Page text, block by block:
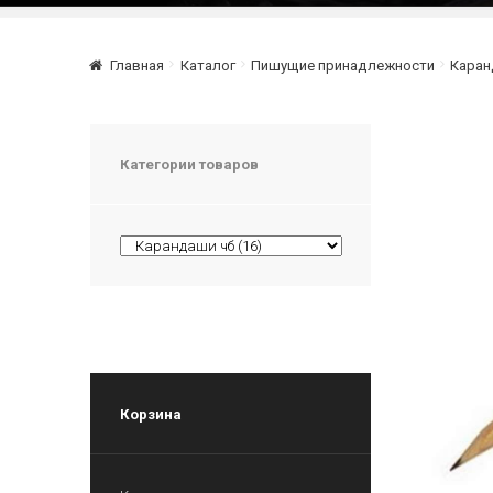
Главная Каталог Пишущие принадлежности
Категории товаров
Корзина